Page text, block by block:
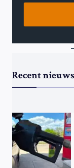
Recent nieuws